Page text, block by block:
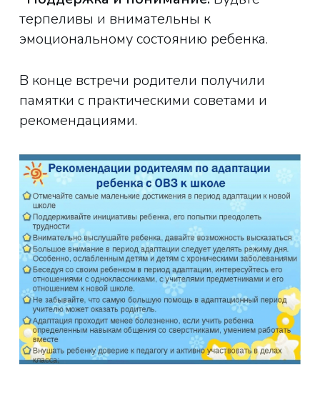
терпеливы и внимательны к
эмоциональному состоянию ребенка.
В конце встречи родители получили
памятки с практическими советами и
рекомендациями.